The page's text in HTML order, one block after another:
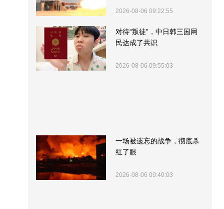
2026-08-06 09:22:55
对待“叛徒”，中日韩三国网
民达成了共识
2026-08-06 09:55:03
一场被遗忘的战争，彻底杀
红了眼
2026-08-06 09:40:03